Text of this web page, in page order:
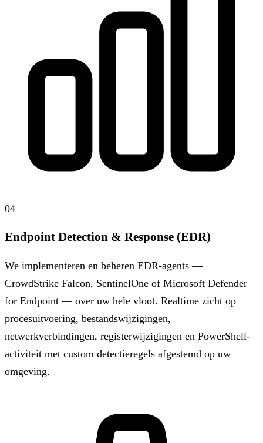
04
Endpoint Detection & Response (EDR)
We implementeren en beheren EDR-agents —
CrowdStrike Falcon, SentinelOne of Microsoft Defender
for Endpoint — over uw hele vloot. Realtime zicht op
procesuitvoering, bestandswijzigingen,
netwerkverbindingen, registerwijzigingen en PowerShell-
activiteit met custom detectieregels afgestemd op uw
omgeving.